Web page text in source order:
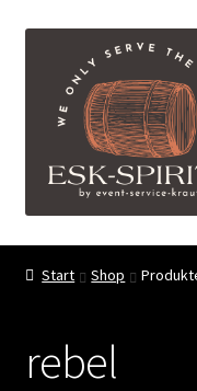
Navigation
springen
springen
ESK-SPIRITS ihr
Shop
Start Shop
rebel